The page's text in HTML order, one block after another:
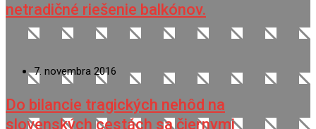
netradičné riešenie balkónov.
7. novembra 2016
Do bilancie tragických nehôd na
slovenských cestách sa čiernymi